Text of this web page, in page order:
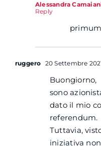
Alessandra
Reply
ruggero 20 Settembre
Buongiorno,
sono
dato il mio
referendum.
Tuttavia,
iniziativa